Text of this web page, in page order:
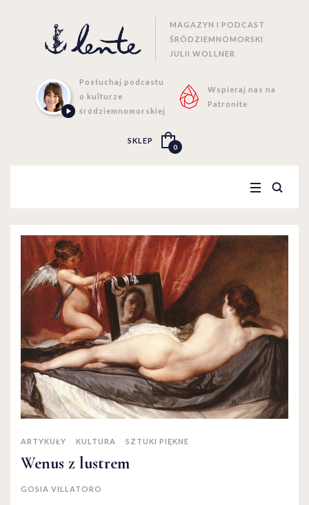
MAGAZYN I PODCAST
ŚRÓDZIEMNOMORSKI
JULII WOLLNER
Posłuchaj podcastu
o kulturze
śródziemnomorskiej
Wspieraj nas na
Patronite
SKLEP
0
ARTYKUŁY KULTURA SZTUKI PIĘKNE
Wenus z lustrem
GOSIA VILLATORO